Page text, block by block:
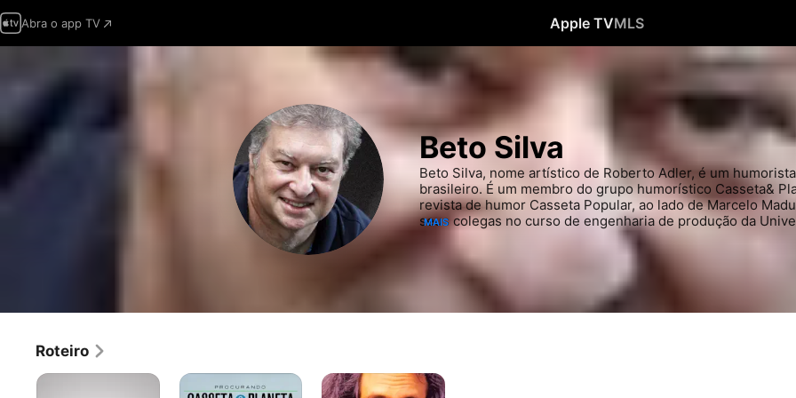
Abra o app TV Apple TVMLS
Beto Silva
Beto Silva, nome artístico de Roberto Adler, é um
brasileiro. É um membro do grupo humorístico Casseta&
revista de humor Casseta Popular, ao lado de Marcelo
seus colegas no curso de engenharia de produção da
Janeiro e do Diretório Central dos Estudantes Mário Prata.
Casseta& Planeta.
MAIS
Roteiro
TV
Procurando
Casseta
Casseta
&